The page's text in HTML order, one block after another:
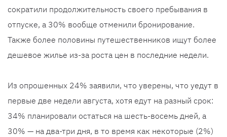
сократили продолжительность своего пребывания в
отпуске, а 30% вообще отменили бронирование.
Также более половины путешественников ищут более
дешевое жилье из-за роста цен в последние недели.
Из опрошенных 24% заявили, что уверены, что уедут в
первые две недели августа, хотя едут на разный срок:
34% планировали остаться на шесть-восемь дней, а
30% — на два-три дня, в то время как некоторые (2%)